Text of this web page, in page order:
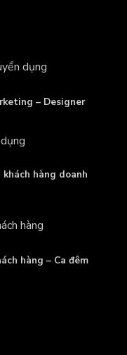
dụng
– Designer
hàng doanh
hàng
hàng – Ca đêm